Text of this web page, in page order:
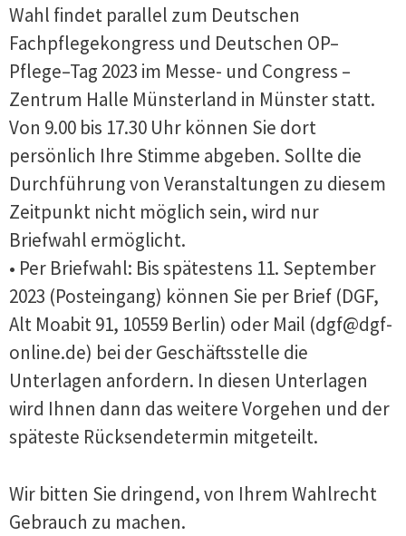
Wahl findet parallel zum Deutschen
Fachpflegekongress und Deutschen OP–
Pflege–Tag 2023 im Messe- und Congress –
Zentrum Halle Münsterland in Münster statt.
Von 9.00 bis 17.30 Uhr können Sie dort
persönlich Ihre Stimme abgeben. Sollte die
Durchführung von Veranstaltungen zu diesem
Zeitpunkt nicht möglich sein, wird nur
Briefwahl ermöglicht.
• Per Briefwahl: Bis spätestens 11. September
2023 (Posteingang) können Sie per Brief (DGF,
Alt Moabit 91, 10559 Berlin) oder Mail (dgf@dgf-
online.de) bei der Geschäftsstelle die
Unterlagen anfordern. In diesen Unterlagen
wird Ihnen dann das weitere Vorgehen und der
späteste Rücksendetermin mitgeteilt.
Wir bitten Sie dringend, von Ihrem Wahlrecht
Gebrauch zu machen.